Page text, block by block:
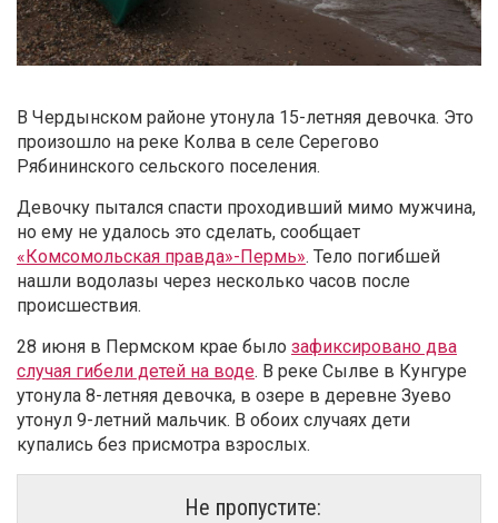
В Чердынском районе утонула 15-летняя девочка. Это
произошло на реке Колва в селе Серегово
Рябининского сельского поселения.
Девочку пытался спасти проходивший мимо мужчина,
но ему не удалось это сделать, сообщает
«Комсомольская правда»-Пермь». Тело погибшей
нашли водолазы через несколько часов после
происшествия.
28 июня в Пермском крае было зафиксировано два
случая гибели детей на воде. В реке Сылве в Кунгуре
утонула 8-летняя девочка, в озере в деревне Зуево
утонул 9-летний мальчик. В обоих случаях дети
купались без присмотра взрослых.
Не пропустите: